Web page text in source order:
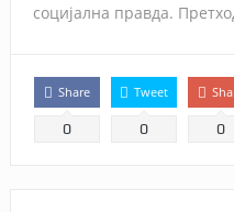
социјална правда.
Share
0
Tweet
0 0